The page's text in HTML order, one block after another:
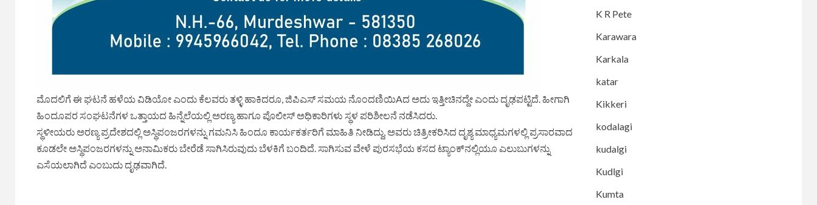
ಮೊದಲಿಗೆ ಈ ಘಟನೆ ಹಳೆಯ ವಿಡಿಯೋ ಎಂದು ಕೆಲವರು ತಳ್ಳಿ ಹಾಕಿದರೂ, ಜಿಪಿಎಸ್ ಸಮಯ ನೊಂದಣಿಯಿAದ ಅದು ಇತ್ತೀಚಿನದ್ದೇ ಎಂದು ದೃಢಪಟ್ಟಿದೆ. ಹೀಗಾಗಿ
ಹಿಂದೂಪರ ಸಂಘಟನೆಗಳ ಒತ್ತಾಯದ ಹಿನ್ನೆಲೆಯಲ್ಲಿ ಅರಣ್ಯ ಹಾಗೂ ಪೊಲೀಸ್ ಅಧಿಕಾರಿಗಳು ಸ್ಥಳ ಪರಿಶೀಲನೆ ನಡೆಸಿದರು.
ಸ್ಥಳೀಯರು ಅರಣ್ಯ ಪ್ರದೇಶದಲ್ಲಿ ಅಸ್ಥಿಪಂಜರಗಳನ್ನು ಗಮನಿಸಿ ಹಿಂದೂ ಕಾರ್ಯಕರ್ತರಿಗೆ ಮಾಹಿತಿ ನೀಡಿದ್ದು, ಅವರು ಚಿತ್ರೀಕರಿಸಿದ ದೃಶ್ಯ ಮಾಧ್ಯಮಗಳಲ್ಲಿ ಪ್ರಸಾರವಾದ
ಕೂಡಲೇ ಅಸ್ಥಿಪಂಜರಗಳನ್ನು ಅನಾಮಿಕರು ಬೇರೆಡೆ ಸಾಗಿಸಿರುವುದು ಬೆಳಕಿಗೆ ಬಂದಿದೆ. ಸಾಗಿಸುವ ವೇಳೆ ಪುರಸಭೆಯ ಕಸದ ಟ್ಯಾಂಕ್‌ನಲ್ಲಿಯೂ ಎಲುಬುಗಳನ್ನು
ಎಸೆಯಲಾಗಿದೆ ಎಂಬುದು ದೃಢವಾಗಿದೆ.
K R Pete
Karawara
Karkala
katar
Kikkeri
kodalagi
kudalgi
Kudlgi
Kumta